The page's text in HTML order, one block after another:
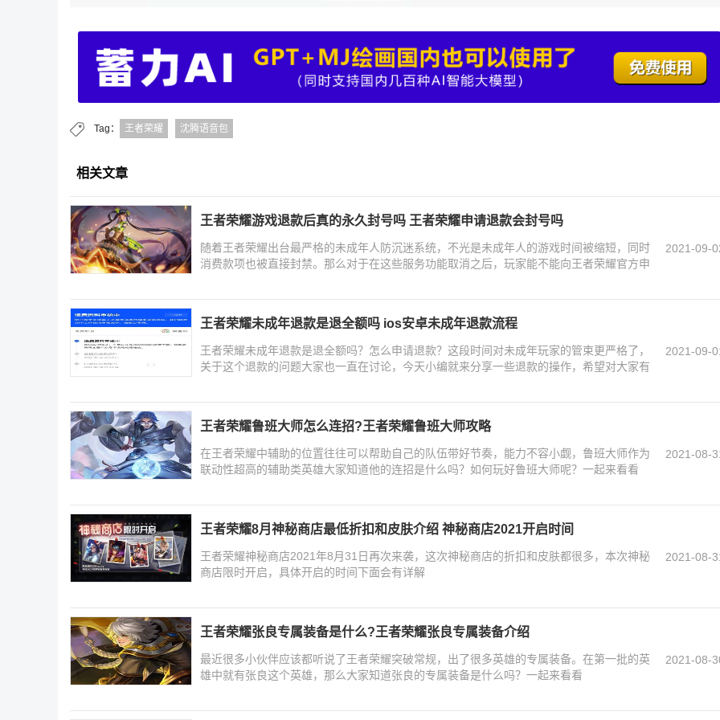
Tag： 王者荣耀 沈腾语音包
相关文章
王者荣耀游戏退款后真的永久封号吗 王者荣耀申请退款会封号吗
随着王者荣耀出台最严格的未成年人防沉迷系统，不光是未成年人的游戏时间被缩短，同时
消费款项也被直接封禁。那么对于在这些服务功能取消之后，玩家能不能向王者荣耀官方申
2021-09-
王者荣耀未成年退款是退全额吗 ios安卓未成年退款流程
王者荣耀未成年退款是退全额吗？怎么申请退款？这段时间对未成年玩家的管束更严格了，
关于这个退款的问题大家也一直在讨论，今天小编就来分享一些退款的操作，希望对大家有
2021-09-
王者荣耀鲁班大师怎么连招?王者荣耀鲁班大师攻略
在王者荣耀中辅助的位置往往可以帮助自己的队伍带好节奏，能力不容小觑，鲁班大师作为
联动性超高的辅助类英雄大家知道他的连招是什么吗？如何玩好鲁班大师呢？一起来看看
2021-08-
王者荣耀8月神秘商店最低折扣和皮肤介绍 神秘商店2021开启时间
王者荣耀神秘商店2021年8月31日再次来袭，这次神秘商店的折扣和皮肤都很多，本次神秘
商店限时开启，具体开启的时间下面会有详解
2021-08-
王者荣耀张良专属装备是什么?王者荣耀张良专属装备介绍
最近很多小伙伴应该都听说了王者荣耀突破常规，出了很多英雄的专属装备。在第一批的英
雄中就有张良这个英雄，那么大家知道张良的专属装备是什么吗？一起来看看
2021-08-